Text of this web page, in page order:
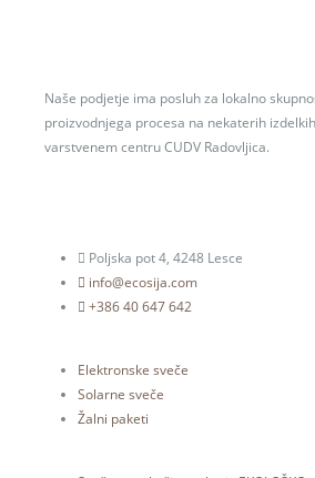
Naše podjetje ima posluh za lokalno
proizvodnjega procesa na nekaterih
varstvenem centru CUDV Radovljica.
Poljska pot 4, 4248 Lesce
info@ecosija.com
+386 40 647 642
Elektronske sveče
Solarne sveče
Žalni paketi